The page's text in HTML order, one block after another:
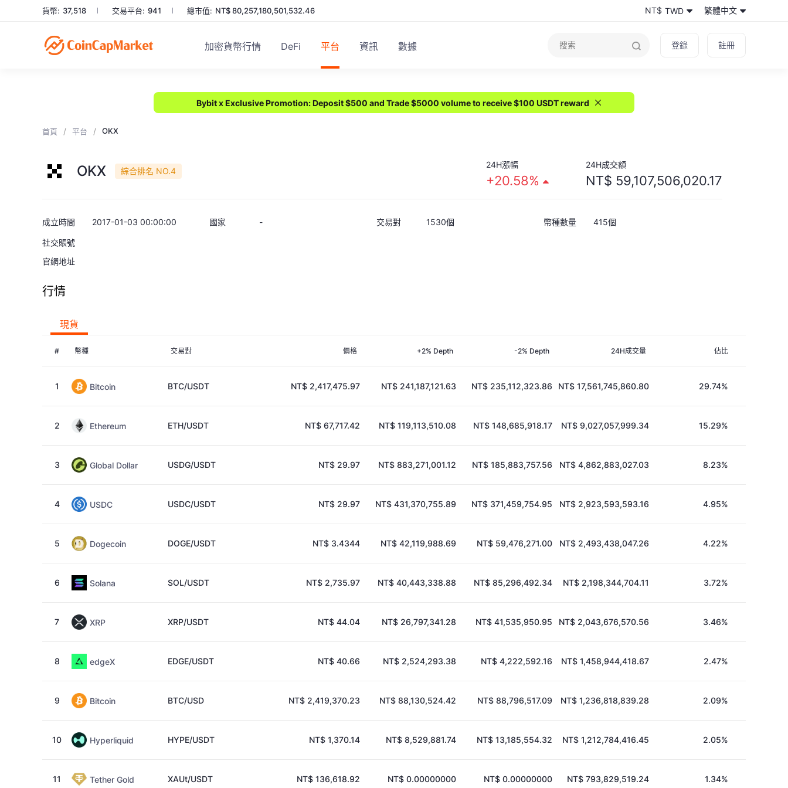
貨幣: 37,518 交易平台: 941 總市值: NT$ 80,257,180,501,532.46 NT$ TWD 繁體中文
加密貨幣行情 DeFi 平台 資訊 數據 登錄 註冊
Bybit x Exclusive Promotion: Deposit $500 and Trade $5000 volume to receive $100 USDT reward
首頁 / 平台 / OKX
OKX 綜合排名 NO.4
24H成交額
NT$ 59,107,506,020.17
24H漲幅
+20.58%
成立時間 2017-01-03 00:00:00 國家 - 交易對 1530個 幣種數量 415個
社交賬號
官網地址
行情
現貨
# 幣種 交易對 價格 +2% Depth -2% Depth 24H成交量 佔比
1 Bitcoin BTC/USDT NT$ 2,417,475.97 NT$ 241,187,121.63 NT$ 235,112,323.86 NT$ 17,561,745,860.80 29.74%
2 Ethereum ETH/USDT NT$ 67,717.42 NT$ 119,113,510.08 NT$ 148,685,918.17 NT$ 9,027,057,999.34 15.29%
3 Global Dollar USDG/USDT NT$ 29.97 NT$ 883,271,001.12 NT$ 185,883,757.56 NT$ 4,862,883,027.03 8.23%
4 USDC USDC/USDT NT$ 29.97 NT$ 431,370,755.89 NT$ 371,459,754.95 NT$ 2,923,593,593.16 4.95%
5 Dogecoin DOGE/USDT NT$ 3.4344 NT$ 42,119,988.69 NT$ 59,476,271.00 NT$ 2,493,438,047.26 4.22%
6 Solana SOL/USDT NT$ 2,735.97 NT$ 40,443,338.88 NT$ 85,296,492.34 NT$ 2,198,344,704.11 3.72%
7 XRP XRP/USDT NT$ 44.04 NT$ 26,797,341.28 NT$ 41,535,950.95 NT$ 2,043,676,570.56 3.46%
8 edgeX EDGE/USDT NT$ 40.66 NT$ 2,524,293.38 NT$ 4,222,592.16 NT$ 1,458,944,418.67 2.47%
9 Bitcoin BTC/USD NT$ 2,419,370.23 NT$ 88,130,524.42 NT$ 88,796,517.09 NT$ 1,236,818,839.28 2.09%
10 Hyperliquid HYPE/USDT NT$ 1,370.14 NT$ 8,529,881.74 NT$ 13,185,554.32 NT$ 1,212,784,416.45 2.05%
11 Tether Gold XAUt/USDT NT$ 136,618.92 NT$ 0.00000000 NT$ 0.00000000 NT$ 793,829,519.24 1.34%